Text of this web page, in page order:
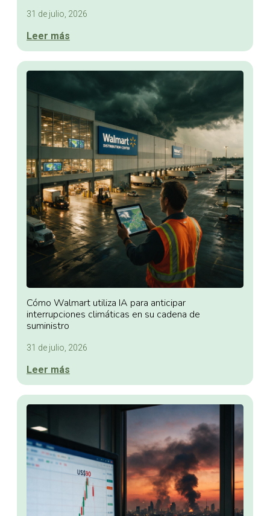
31 de julio, 2026
Leer más
Cómo Walmart utiliza IA para anticipar
interrupciones climáticas en su cadena de
suministro
31 de julio, 2026
Leer más